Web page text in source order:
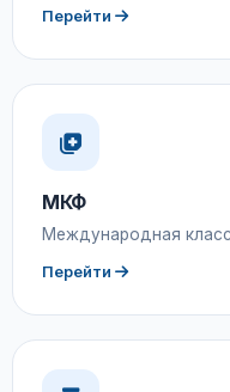
Перейти
МКФ
Международная
Перейти